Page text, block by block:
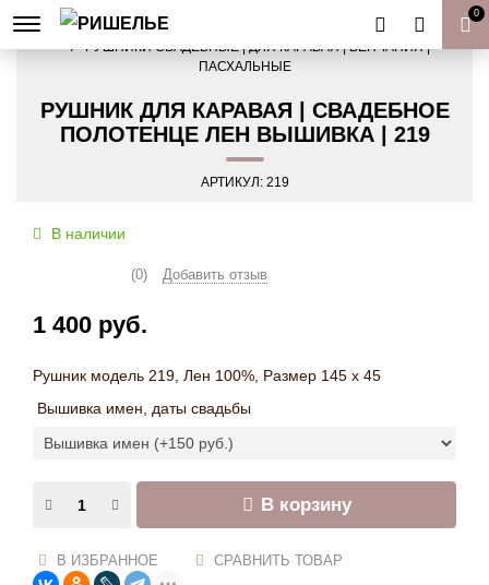
0
РУШНИКИ СВАДЕБНЫЕ | ДЛЯ КАРАВАЯ | ВЕНЧАНИЯ |
ПАСХАЛЬНЫЕ
РУШНИК ДЛЯ КАРАВАЯ | СВАДЕБНОЕ
ПОЛОТЕНЦЕ ЛЕН ВЫШИВКА | 219
АРТИКУЛ: 219
В наличии
(0) Добавить отзыв
1 400 руб.
Рушник модель 219, Лен 100%, Размер 145 х 45
Вышивка имен, даты свадьбы
В корзину
В ИЗБРАННОЕ СРАВНИТЬ ТОВАР